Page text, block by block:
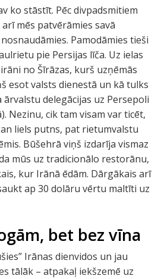
ko stāstīt. Pēc divpadsmitiem
mēs patvērāmies savā
Pamodāmies tieši
pie Persijas līča. Uz ielas
no Šīrāzas, kurš uzņēmās
esot valsts dienestā un kā tulks
delegācijas uz Persepoli
Nezinu, cik tam visam var ticēt,
liels putns, pat rietumvalstu
Būšehrā viņš izdarīja vismaz
mūs uz tradicionālo restorānu,
kur Irānā ēdām. Dārgākais arī
ap 30 dolāru vērtu maltīti uz
bet bez vīna
Irānas dienvidos un jau
tālāk – atpakaļ iekšzemē uz